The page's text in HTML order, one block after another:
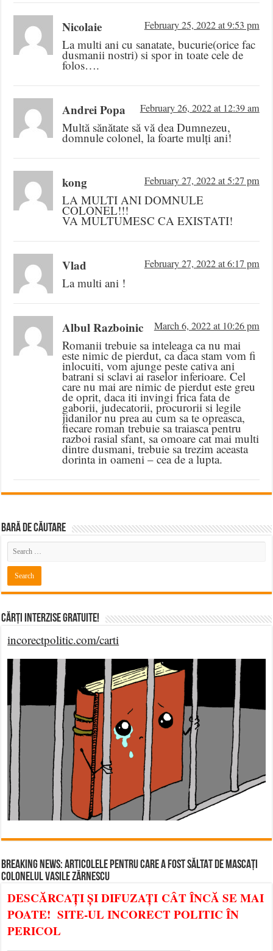
Nicolaie February 25, 2022 at 9:53 pm
La multi ani cu sanatate, bucurie(orice fac
dusmanii nostri) si spor in toate cele de
folos….
Andrei Popa February 26, 2022 at 12:39 am
Multă sănătate să vă dea Dumnezeu,
domnule colonel, la foarte mulți ani!
kong February 27, 2022 at 5:27 pm
LA MULTI ANI DOMNULE
COLONEL!!!
VA MULTUMESC CA EXISTATI!
Vlad February 27, 2022 at 6:17 pm
La multi ani !
Albul Razboinic March 6, 2022 at 10:26 pm
Romanii trebuie sa inteleaga ca nu mai
este nimic de pierdut, ca daca stam vom fi
inlocuiti, vom ajunge peste cativa ani
batrani si sclavi ai raselor inferioare. Cel
care nu mai are nimic de pierdut este greu
de oprit, daca iti invingi frica fata de
gaborii, judecatorii, procurorii si legile
jidanilor nu prea au cum sa te opreasca,
fiecare roman trebuie sa traiasca pentru
razboi rasial sfant, sa omoare cat mai multi
dintre dusmani, trebuie sa trezim aceasta
dorinta in oameni – cea de a lupta.
BARĂ DE CĂUTARE
Cărți Interzise Gratuite!
incorectpolitic.com/carti
BREAKING NEWS: ARTICOLELE PENTRU CARE A FOST SĂLTAT DE MASCAȚI
COLONELUL VASILE ZĂRNESCU
DESCĂRCAȚI ȘI DIFUZAȚI CÂT ÎNCĂ SE MAI
POATE! SITE-UL INCORECT POLITIC ÎN
PERICOL